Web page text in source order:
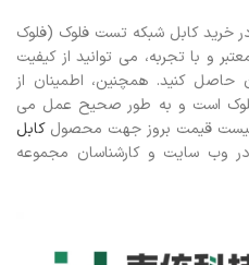
خرید کابل شبکه تست فلوک (فلوک
و با تجربه، می توانید از کیفیت
حاصل کنید. همچنین، اطمینان از
است و به طور صحیح عمل می
لیست قیمت بروز جهت محصول کابل
وب سایت و کارشناسان مجموعه